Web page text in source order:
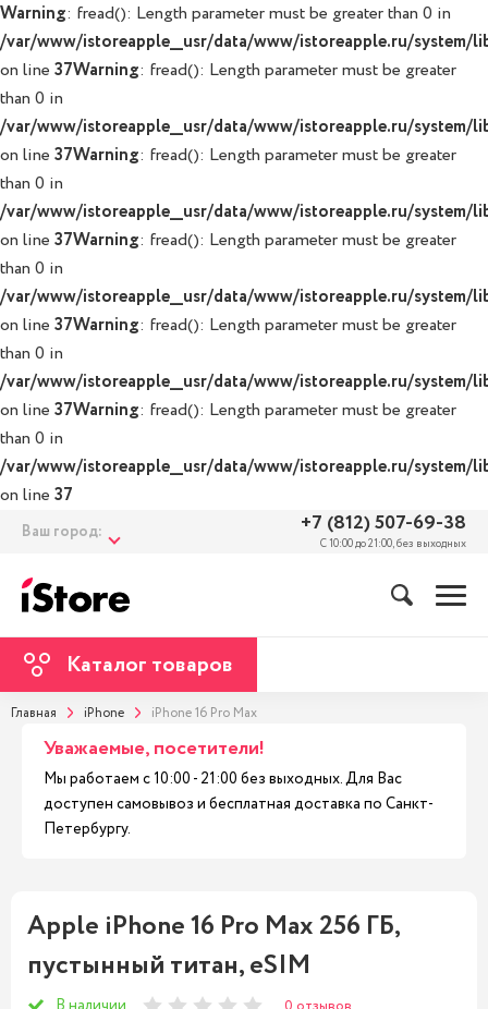
Warning: fread(): Length parameter must be greater than 0 in
/var/www/istoreapple__usr/data/www/istoreapple.ru/system/
on line 37Warning: fread(): Length parameter must be greater
than 0 in
/var/www/istoreapple__usr/data/www/istoreapple.ru/system/
on line 37Warning: fread(): Length parameter must be greater
than 0 in
/var/www/istoreapple__usr/data/www/istoreapple.ru/system/
on line 37Warning: fread(): Length parameter must be greater
than 0 in
/var/www/istoreapple__usr/data/www/istoreapple.ru/system/
on line 37Warning: fread(): Length parameter must be greater
than 0 in
/var/www/istoreapple__usr/data/www/istoreapple.ru/system/
on line 37Warning: fread(): Length parameter must be greater
than 0 in
/var/www/istoreapple__usr/data/www/istoreapple.ru/system/
on line 37
Ваш город: +7 (812) 507-69-38
С 10:00 до 21:00, без выходных
Каталог товаров
Главная iPhone iPhone 16 Pro Max
Уважаемые, посетители!
Мы работаем с 10:00 - 21:00 без выходных. Для Вас
доступен самовывоз и бесплатная доставка по Санкт-
Петербургу.
Apple iPhone 16 Pro Max 256 ГБ,
пустынный титан, eSIM